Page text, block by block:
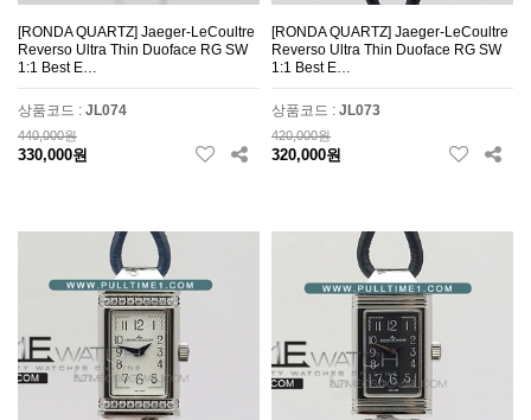
[RONDA QUARTZ] Jaeger-LeCoultre
Reverso Ultra Thin Duoface RG SW
1:1 Best E…
상품코드 : JL074
440,000원
330,000원
[RONDA QUARTZ] Jaeger-LeCoultre
Reverso Ultra Thin Duoface RG SW
1:1 Best E…
상품코드 : JL073
420,000원
320,000원